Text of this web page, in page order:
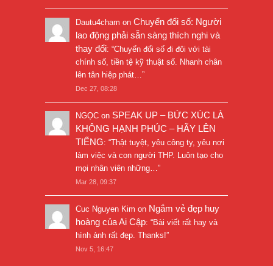
Dautu4cham on Chuyển đổi số: Người
lao động phải sẵn sàng thích nghi và
thay đổi: “Chuyển đổi số đi đôi với tài
chính số, tiền tệ kỹ thuật số. Nhanh chân
lên tân hiệp phát…”
Dec 27, 08:28
NGỌC on SPEAK UP – BỨC XÚC LÀ
KHÔNG HẠNH PHÚC – HÃY LÊN
TIẾNG: “Thật tuyệt, yêu công ty, yêu nơi
làm việc và con người THP. Luôn tạo cho
mọi nhân viên những…”
Mar 28, 09:37
Cuc Nguyen Kim on Ngắm vẻ đẹp huy
hoàng của Ai Cập: “Bài viết rất hay và
hình ảnh rất đẹp. Thanks!”
Nov 5, 16:47